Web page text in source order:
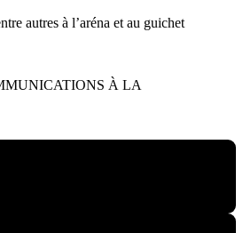
autres à l’aréna et au guichet
À LA